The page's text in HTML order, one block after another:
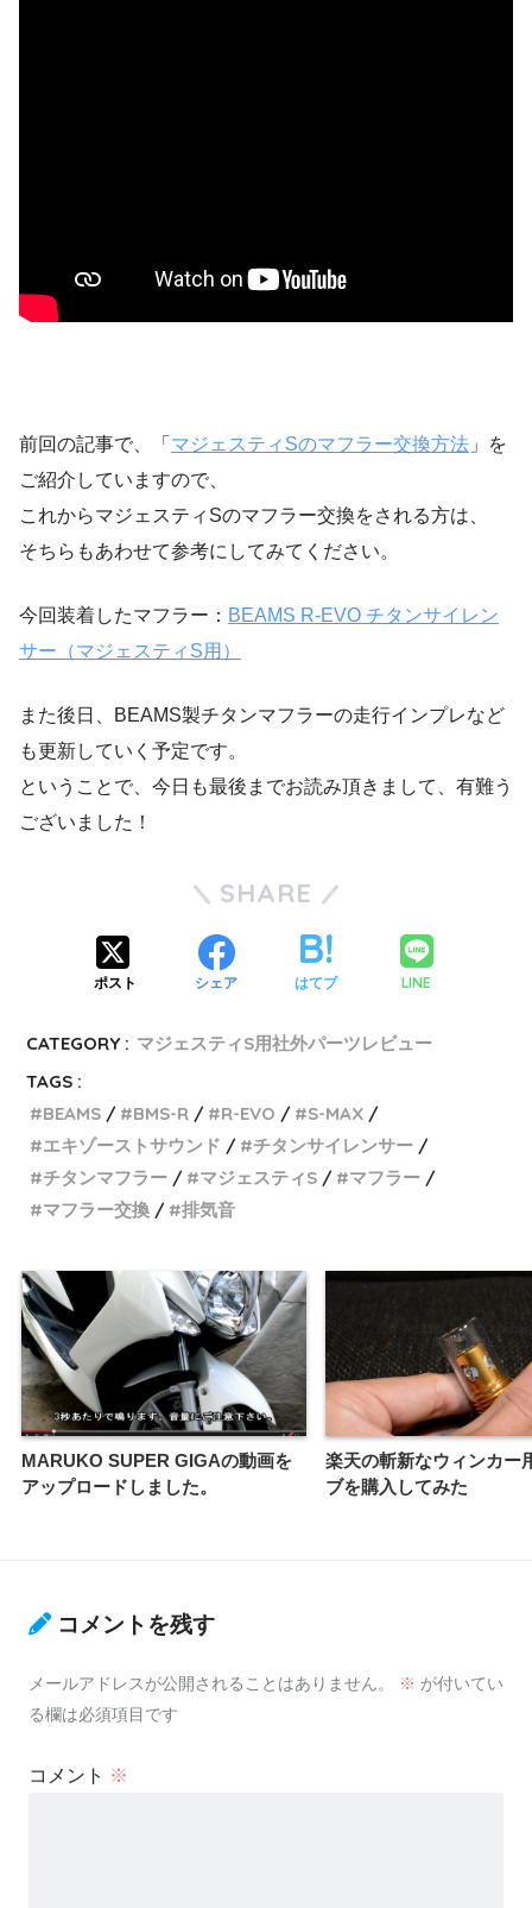
前回の記事で、「 マジェスティSのマフラー交換方法 」を
ご紹介していますので、
これからマジェスティSのマフラー交換をされる方は、
そちらもあわせて参考にしてみてください。
今回装着したマフラー： BEAMS R-EVO チタンサイレン
サー（マジェスティS用）
また後日、BEAMS製チタンマフラーの走行インプレなど
も更新していく予定です。
ということで、今日も最後までお読み頂きまして、有難う
ございました！
SHARE
ポスト シェア はてブ LINE
CATEGORY : マジェスティS用社外パーツレビュー
TAGS :
BEAMS
BMS-R R-EVO
S-MAX
エキゾーストサウンド
チタンサイレンサー
チタンマフラー
マジェスティS
マフラー
マフラー交換
排気音
MARUKO SUPER GIGAの動画を
アップロードしました。
楽天の斬新なウィンカー
ブを購入してみた
コメントを残す
メールアドレスが公開されることはありません。 ※ が付いてい
る欄は必須項目です
コメント ※